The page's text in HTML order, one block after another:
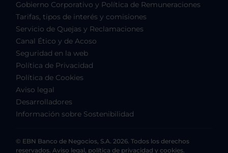
Gobierno Corporativo y Política de Remuneraciones
Tarifas, tipos de interés y comisiones
Servicio de Quejas y Reclamaciones
Canal Ético y de Acoso
Seguridad en la web
Política de Privacidad
Política de Cookies
Aviso legal
Desarrolladores
Información sobre Sostenibilidad
© EBN Banco de Negocios, S.A. 2026. Todos los derechos
reservados. Aviso legal, política de privacidad y cookies.